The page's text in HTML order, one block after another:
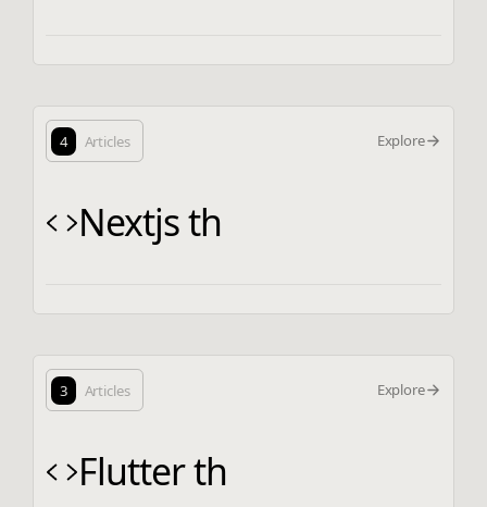
4 Articles Explore
Nextjs th
3 Articles Explore
Flutter th